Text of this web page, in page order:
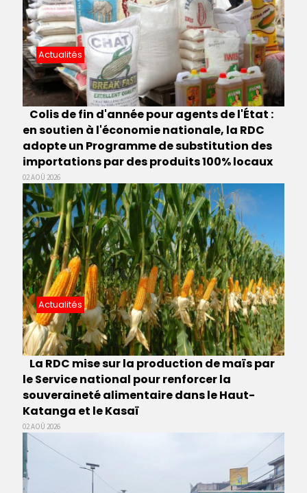
Actualités
Colis de fin d'année pour agents de l'État :
en soutien à l'économie nationale, la RDC
adopte un Programme de substitution des
importations par des produits 100% locaux
02 AOÛ 2026
Actualités
La RDC mise sur la production de maïs par
le Service national pour renforcer la
souveraineté alimentaire dans le Haut-
Katanga et le Kasaï
02 AOÛ 2026